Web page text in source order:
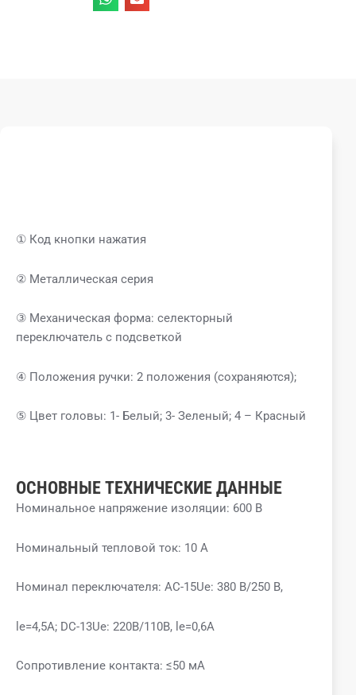
① Код кнопки нажатия
② Металлическая серия
③ Механическая форма: селекторный
переключатель с подсветкой
④ Положения ручки: 2 положения (сохраняются);
⑤ Цвет головы: 1- Белый; 3- Зеленый; 4 – Красный
ОСНОВНЫЕ ТЕХНИЧЕСКИЕ ДАННЫЕ
Номинальное напряжение изоляции: 600 В
Номинальный тепловой ток: 10 А
Номинал переключателя: AC-15Ue: 380 В/250 В,
le=4,5А; DC-13Ue: 220В/110В, le=0,6A
Сопротивление контакта: ≤50 мА